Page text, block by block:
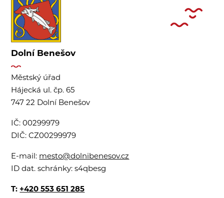
Dolní Benešov
Městský úřad
Hájecká ul. čp. 65
747 22 Dolní Benešov
IČ:00299979
DIČ:CZ00299979
E-mail: mesto@dolnibenesov.cz
ID dat. schránky:s4qbesg
T: +420 553 651 285